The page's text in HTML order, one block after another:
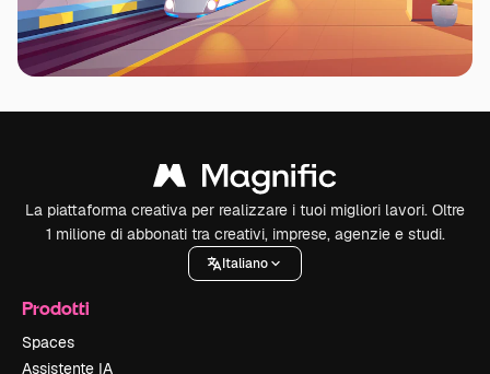
La piattaforma creativa per realizzare i tuoi migliori lavori. Oltre
1 milione di abbonati tra creativi, imprese, agenzie e studi.
Italiano
Prodotti
Spaces
Assistente IA